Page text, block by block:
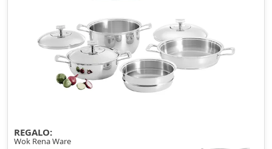
REGALO:
Wok Rena Ware